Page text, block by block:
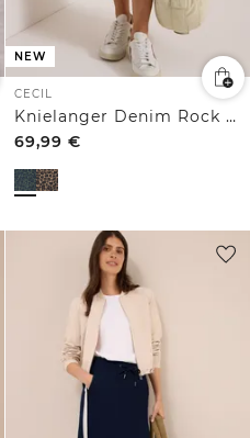
NEW
CECIL
Knielanger Denim Rock mit Leo-Muster
69,99 €